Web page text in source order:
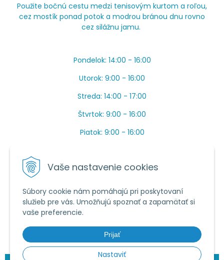
Vaše nastavenie cookies
Súbory cookie nám pomáhajú pri poskytovaní
služieb pre vás. Umožňujú spoznať a zapamätať si
vaše preferencie.
Prijať
Nastaviť
Použite bočnú cestu medzi tenisovým kurtom a roľou,
cez mostík ponad potok a modrou bránou dnu rovno
cez silážnu jamu.
Pondelok: 14:00 - 16:00
Utorok: 9:00 - 16:00
Streda: 14:00 - 17:00
Štvrtok: 9:00 - 16:00
Piatok: 9:00 - 16:00
Máme toho veľa v sezóne, ak sa nedovoláte, píšte
prosím mail.
Tel.:034 / 20 20 444
E-mail:objednavky@vcelieule-bozik.sk